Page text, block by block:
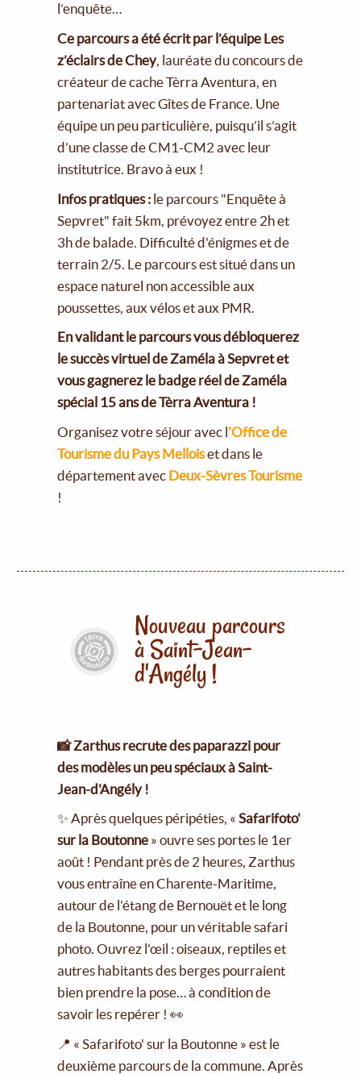
l’enquête…
Ce parcours a été écrit par l’équipe Les
z’éclairs de Chey, lauréate du concours de
créateur de cache Tèrra Aventura, en
partenariat avec Gîtes de France. Une
équipe un peu particulière, puisqu’il s’agit
d’une classe de CM1-CM2 avec leur
institutrice. Bravo à eux !
Infos pratiques : le parcours "Enquête à
Sepvret" fait 5km, prévoyez entre 2h et
3h de balade. Difficulté d'énigmes et de
terrain 2/5. Le parcours est situé dans un
espace naturel non accessible aux
poussettes, aux vélos et aux PMR.
En validant le parcours vous débloquerez
le succès virtuel de Zaméla à Sepvret et
vous gagnerez le badge réel de Zaméla
spécial 15 ans de Tèrra Aventura !
Organisez votre séjour avec l'Office de
Tourisme du Pays Melloiset dans le
département avec Deux-Sèvres Tourisme
!
Nouveau parcours
à Saint-Jean-
d'Angély !
📸 Zarthus recrute des paparazzi pour
des modèles un peu spéciaux à Saint-
Jean-d'Angély !
✨ Après quelques péripéties, «Safarifoto'
sur la Boutonne » ouvre ses portes le 1er
août ! Pendant près de 2 heures, Zarthus
vous entraîne en Charente-Maritime,
autour de l'étang de Bernouët et le long
de la Boutonne, pour un véritable safari
photo. Ouvrez l'œil : oiseaux, reptiles et
autres habitants des berges pourraient
bien prendre la pose… à condition de
savoir les repérer ! 👀
📍 « Safarifoto' sur la Boutonne » est le
deuxième parcours de la commune. Après